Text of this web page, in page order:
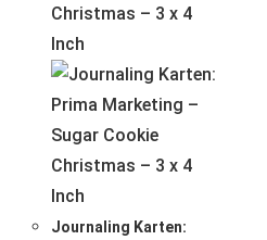
Journaling Karten: